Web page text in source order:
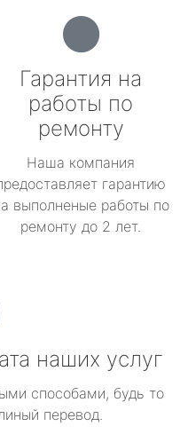
Гарантия на
работы по
ремонту
Наша компания
гарантию
выполненые работы по
ремонту до 2 лет.
наших услуг
способами, будь то
перевод.